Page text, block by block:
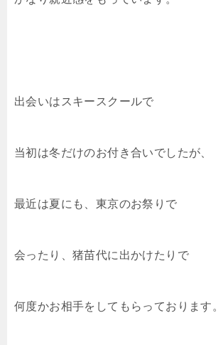
出会いはスキースクールで
当初は冬だけのお付き合いでしたが、
最近は夏にも、東京のお祭りで
会ったり、猪苗代に出かけたりで
何度かお相手をしてもらっております。